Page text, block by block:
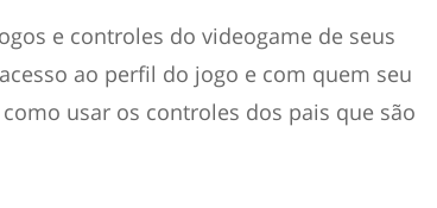
e controles do videogame de seus
ao perfil do jogo e com quem seu
usar os controles dos pais que são